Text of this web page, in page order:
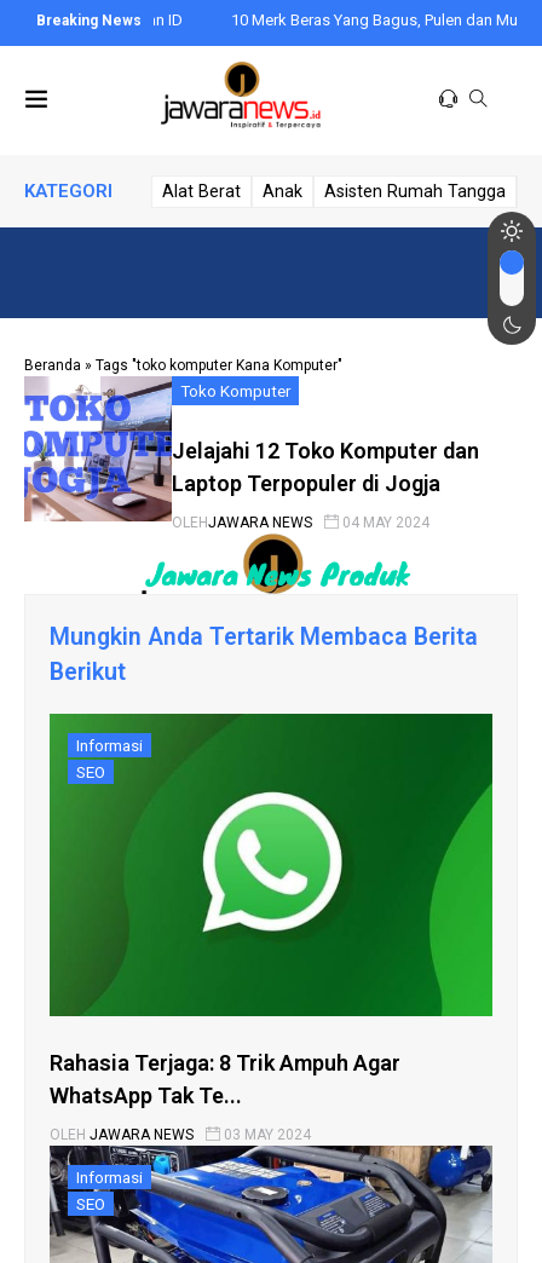
Hago dengan ID 10 Merk Beras Yang Bagus, Pulen dan Murah:
KATEGORI Alat Berat Anak Asisten Rumah Tangga
Beranda » Tags "toko komputer Kana Komputer"
Toko Komputer
Jelajahi 12 Toko Komputer dan
Laptop Terpopuler di Jogja
OLEHJAWARA NEWS 04 MAY 2024
Mungkin Anda Tertarik Membaca Berita
Berikut
Informasi
SEO
Rahasia Terjaga: 8 Trik Ampuh Agar
WhatsApp Tak Te...
OLEH JAWARA NEWS 03 MAY 2024
Informasi
SEO